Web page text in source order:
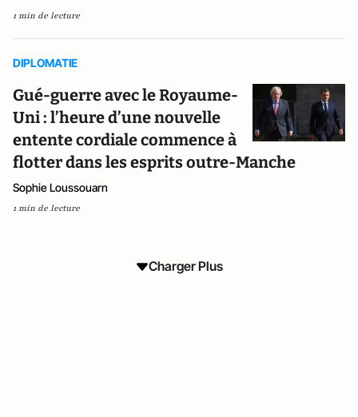
1 min de lecture
DIPLOMATIE
Gué-guerre avec le Royaume-
Uni : l’heure d’une nouvelle
entente cordiale commence à
flotter dans les esprits outre-Manche
Sophie Loussouarn
1 min de lecture
Charger Plus